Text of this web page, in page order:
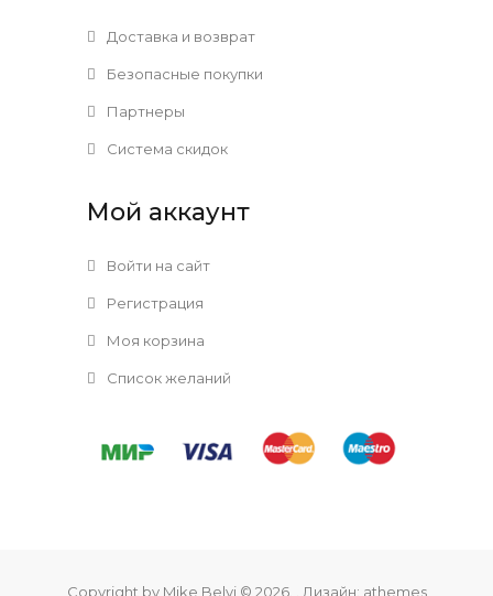
Доставка и возврат
Безопасные покупки
Партнеры
Система скидок
Мой аккаунт
Войти на сайт
Регистрация
Моя корзина
Список желаний
Copyright by Mike Belyi © 2026. . Дизайн: athemes